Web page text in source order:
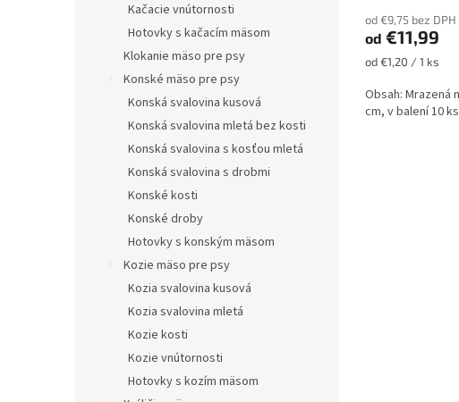
Kačacie vnútornosti
Hotovky s kačacím mäsom
Klokanie mäso pre psy
Konské mäso pre psy
Konská svalovina kusová
Konská svalovina mletá bez kosti
Konská svalovina s kosťou mletá
Konská svalovina s drobmi
Konské kosti
Konské droby
Hotovky s konským mäsom
Kozie mäso pre psy
Kozia svalovina kusová
Kozia svalovina mletá
Kozie kosti
Kozie vnútornosti
Hotovky s kozím mäsom
od €9,75 bez DPH
od €11,99
Jednotková
od €1,20 / 1 ks
Obsah: Mrazená
cm, v balení 10